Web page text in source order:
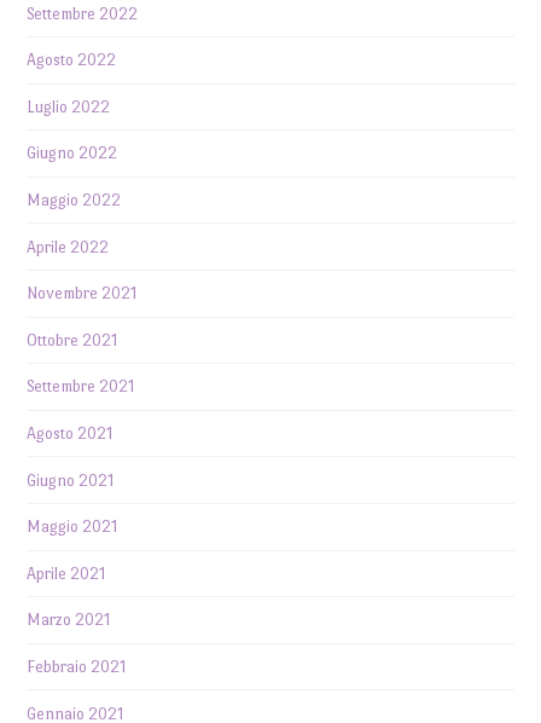
Settembre 2022
Agosto 2022
Luglio 2022
Giugno 2022
Maggio 2022
Aprile 2022
Novembre 2021
Ottobre 2021
Settembre 2021
Agosto 2021
Giugno 2021
Maggio 2021
Aprile 2021
Marzo 2021
Febbraio 2021
Gennaio 2021